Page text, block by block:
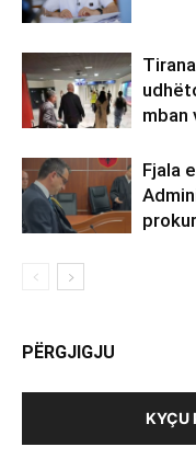
mban
Fjala
PËRGJIGJU
KYÇU